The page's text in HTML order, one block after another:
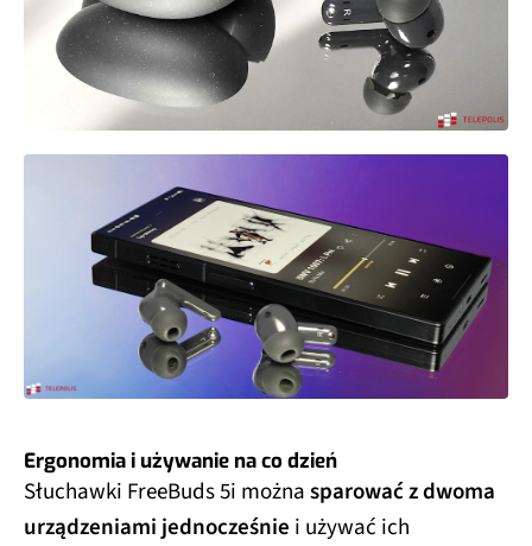
Ergonomia i używanie na co dzień
Słuchawki FreeBuds 5i możnasparować z dwoma
urządzeniami jednocześnie i używać ich